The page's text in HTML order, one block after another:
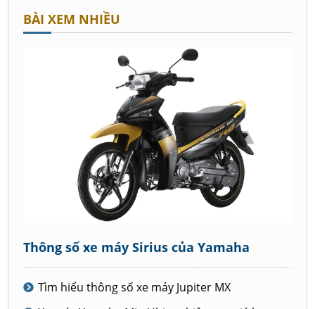
BÀI XEM NHIỀU
Thông số xe máy Sirius của Yamaha
Tìm hiểu thông số xe máy Jupiter MX